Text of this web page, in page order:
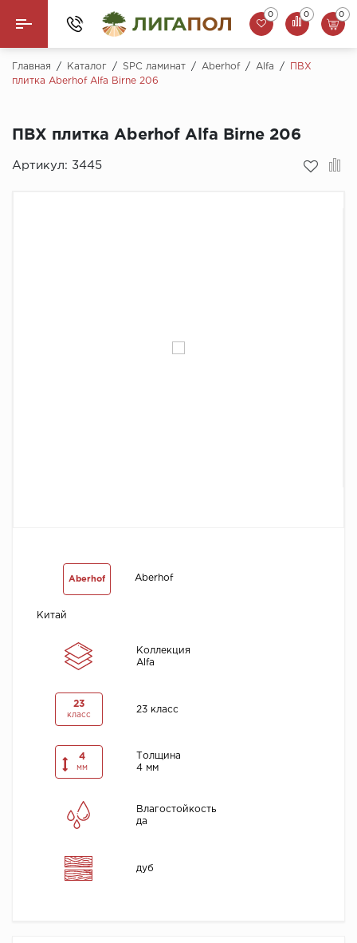
Назад
Кварцвинил (LVT)
Паркетная доска
0 0 0
Главная / Каталог / SPC ламинат / Aberhof / Alfa /
ПВХ
плитка Aberhof Alfa Birne 206
ПВХ плитка Aberhof Alfa Birne 206
Артикул: 3445
Aberhof Aberhof
Китай
Коллекция
Alfa
23
класс
23 класс
4
мм
Толщина
4 мм
Влагостойкость
да
дуб